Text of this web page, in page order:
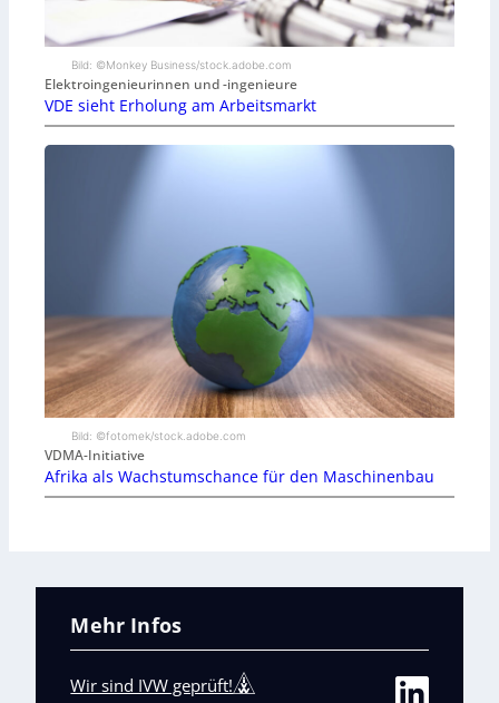
Bild: ©Monkey Business/stock.adobe.com
Elektroingenieurinnen und -ingenieure
VDE sieht Erholung am Arbeitsmarkt
Bild: ©fotomek/stock.adobe.com
VDMA-Initiative
Afrika als Wachstumschance für den Maschinenbau
Mehr Infos
Wir sind IVW geprüft!